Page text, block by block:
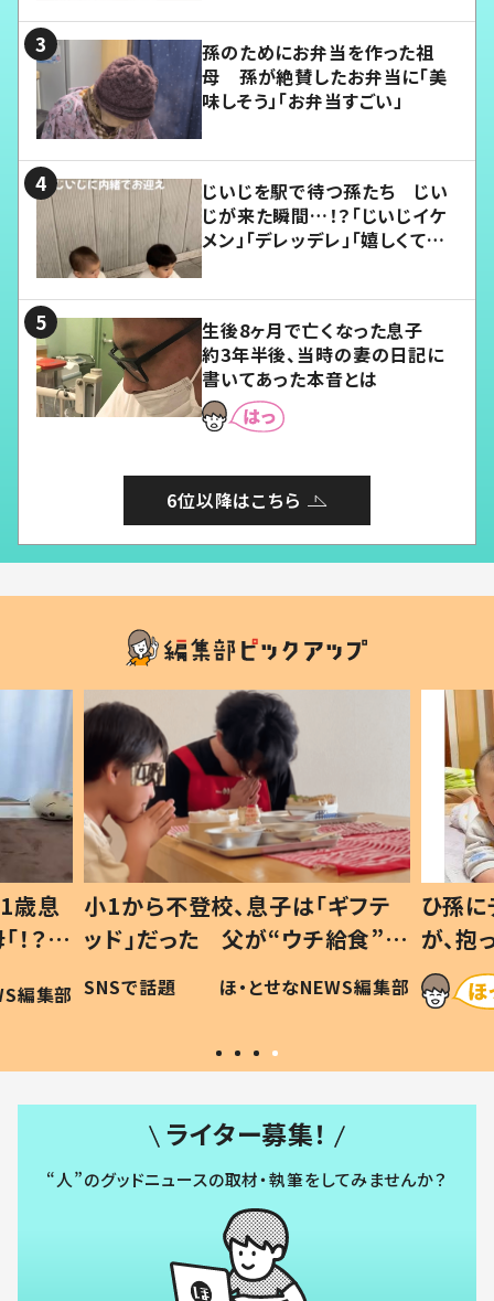
孫のためにお弁当を作った祖
母 孫が絶賛したお弁当に「美
味しそう」「お弁当すごい」
じいじを駅で待つ孫たち じい
じが来た瞬間…！？「じいじイケ
メン」「デレッデレ」「嬉しくて可
生後8ヶ月で亡くなった息子
約3年半後、当時の妻の日記に
書いてあった本音とは
6位以降はこちら
歳息
？」
編集部
小1から不登校、息子は「ギフテ
ッド」だった 父が“ウチ給食”を
作り続ける理由とは #令和の親
#令和の子
SNSで話題 ほ・とせなNEWS編集部
ひ孫
が、
「涙が
い」
ライター募集！
“人”のグッドニュースの取材・執筆をしてみませんか？